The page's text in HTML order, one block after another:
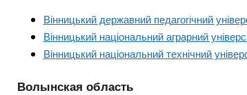
Вінницький державний педагогічний
Вінницький національний аграрний
Вінницький національний технічний
Волынская область